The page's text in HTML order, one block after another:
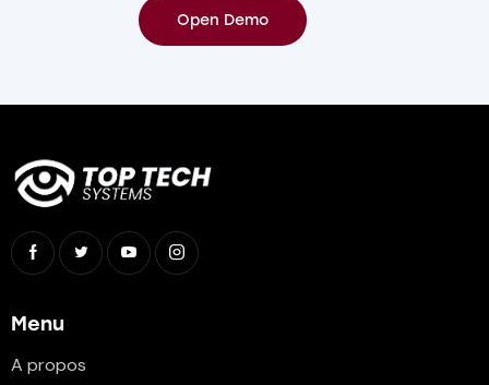
Open Demo
Menu
A propos